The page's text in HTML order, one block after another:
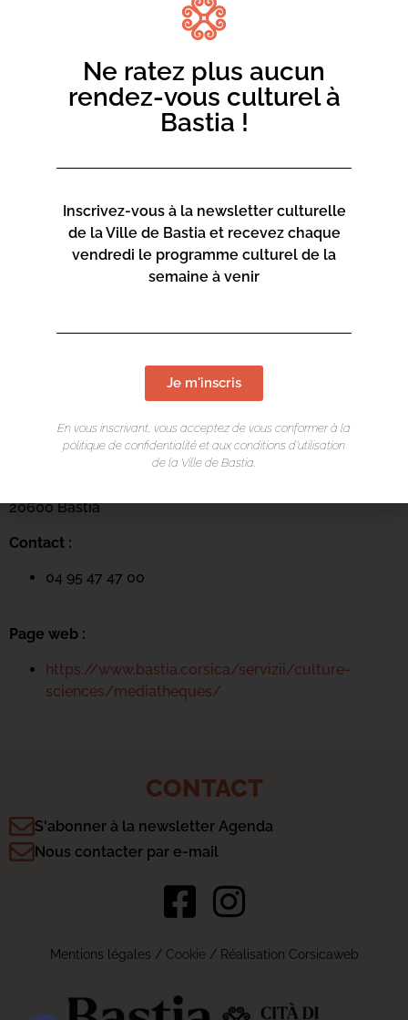
Mediateca Barberine Duriani
20600 Bastia
Contact :
04 95 47 47 00
Page web :
https://www.bastia.corsica/servizii/culture-
sciences/mediatheques/
CONTACT
S'abonner à la newsletter Agenda
Nous contacter par e-mail
Mentions légales / Cookie/ Réalisation Corsicaweb
Ne ratez plus aucun
rendez-vous culturel à
Bastia !
Inscrivez-vous à la newsletter culturelle
de la Ville de Bastia et recevez chaque
vendredi le programme culturel de la
semaine à venir
Je m'inscris
En vous inscrivant, vous acceptez de vous conformer à la
politique de confidentialité et aux conditions d’utilisation
de la Ville de Bastia.